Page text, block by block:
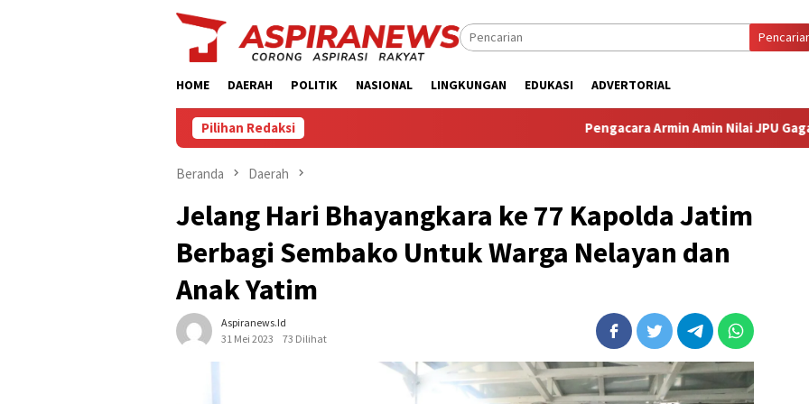
HOME DAERAH POLITIK NASIONAL LINGKUNGAN EDUKASI ADVERTORIAL
Pilihan Redaksi ‎Pengacara Armin Amin Nilai JPU Gagal Buktikan
Beranda Daerah
Jelang Hari Bhayangkara ke 77 Kapolda Jatim
Berbagi Sembako Untuk Warga Nelayan dan
Anak Yatim
Aspiranews.id
31 Mei 2023
73 Dilihat